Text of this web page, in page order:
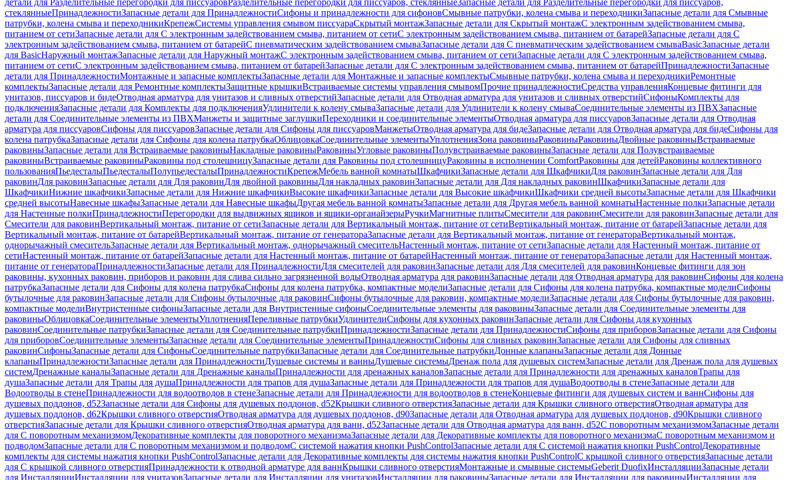
детали для Разделительные перегородки для писсуаровРазделительные перегородки для писсуаров, стеклянныеЗапасные детали для Разделительные перегородки для писсуаров,
стеклянныеПринадлежностиЗапасные детали для ПринадлежностиСифоны и принадлежности для сифоновСмывные патрубки, колена смыва и переходникиЗапасные детали для Смывные
патрубки, колена смыва и переходникиКрепежСистемы управления смывом писсуараСкрытый монтажЗапасные детали для Скрытый монтажС электронным задействованием смыва,
питанием от сетиЗапасные детали для С электронным задействованием смыва, питанием от сетиС электронным задействованием смыва, питанием от батарейЗапасные детали для С
электронным задействованием смыва, питанием от батарейС пневматическим задействованием смываЗапасные детали для С пневматическим задействованием смываBasicЗапасные детали
для BasicНаружный монтажЗапасные детали для Наружный монтажС электронным задействованием смыва, питанием от сетиЗапасные детали для С электронным задействованием смыва,
питанием от сетиС электронным задействованием смыва, питанием от батарейЗапасные детали для С электронным задействованием смыва, питанием от батарейПринадлежностиЗапасные
детали для ПринадлежностиМонтажные и запасные комплектыЗапасные детали для Монтажные и запасные комплектыСмывные патрубки, колена смыва и переходникиРемонтные
комплектыЗапасные детали для Ремонтные комплектыЗащитные крышкиВстраиваемые системы управления смывомПрочие принадлежностиСредства управленияКонцевые фитинги для
унитазов, писсуаров и бидеОтводная арматура для унитазов и сливных отверстийЗапасные детали для Отводная арматура для унитазов и сливных отверстийСифоныКомплекты для
подключенияЗапасные детали для Комплекты для подключенияУдлинители к колену смываЗапасные детали для Удлинители к колену смываСоединительные элементы из ПВХЗапасные
детали для Соединительные элементы из ПВХМанжеты и защитные заглушкиПереходники и соединительные элементыОтводная арматура для писсуаровЗапасные детали для Отводная
арматура для писсуаровCифоны для писсуаровЗапасные детали для Cифоны для писсуаровМанжетыОтводная арматура для бидеЗапасные детали для Отводная арматура для бидеСифоны для
колена патрубкаЗапасные детали для Сифоны для колена патрубкаОблицовкаСоединительные элементыУплотненияЗона раковиныРаковиныРаковиныДвойные раковиныВстраиваемые
раковиныЗапасные детали для Встраиваемые раковиныНакладные раковиныРаковиныУгловые раковиныПолувстраиваемые раковиныЗапасные детали для Полувстраиваемые
раковиныВстраиваемые раковиныРаковины под столешницуЗапасные детали для Раковины под столешницуРаковины в исполнении ComfortPаковины для детейРаковины коллективного
пользованияПьедесталыПьедесталыПолупьедесталыПринадлежностиКрепежМебель ванной комнатыШкафчикиЗапасные детали для ШкафчикиДля раковинЗапасные детали для Для
раковинДля раковинЗапасные детали для Для раковинДля двойной раковиныДля накладных pаковинЗапасные детали для Для накладных pаковинШкафчикиЗапасные детали для
ШкафчикиНижние шкафчикиЗапасные детали для Нижние шкафчикиВысокие шкафчикиЗапасные детали для Высокие шкафчикиШкафчики средней высотыЗапасные детали для Шкафчики
средней высотыНавесные шкафыЗапасные детали для Навесные шкафыДругая мебель ванной комнатыЗапасные детали для Другая мебель ванной комнатыНастенные полкиЗапасные детали
для Настенные полкиПринадлежностиПерегородки для выдвижных ящиков и ящики-органайзерыРучкиМагнитные плитыСмесители для раковинСмесители для раковинЗапасные детали для
Смесители для раковинВертикальный монтаж, питание от сетиЗапасные детали для Вертикальный монтаж, питание от сетиВертикальный монтаж, питание от батарейЗапасные детали для
Вертикальный монтаж, питание от батарейВертикальный монтаж, питание от генератораЗапасные детали для Вертикальный монтаж, питание от генератораВертикальный монтаж,
однорычажный смесительЗапасные детали для Вертикальный монтаж, однорычажный смесительНастенный монтаж, питание от сетиЗапасные детали для Настенный монтаж, питание от
сетиНастенный монтаж, питание от батарейЗапасные детали для Настенный монтаж, питание от батарейНастенный монтаж, питание от генератораЗапасные детали для Настенный монтаж,
питание от генератораПринадлежностиЗапасные детали для ПринадлежностиДля смесителей для раковинЗапасные детали для Для смесителей для раковинКонцевые фитинги для зон
раковины, кухонных раковин, приборов и раковин для слива сильно загрязненной водыОтводная арматура для раковинЗапасные детали для Отводная арматура для раковинСифоны для колена
патрубкаЗапасные детали для Сифоны для колена патрубкаСифоны для колена патрубка, компактные моделиЗапасные детали для Сифоны для колена патрубка, компактные моделиСифоны
бутылочные для раковинЗапасные детали для Сифоны бутылочные для раковинСифоны бутылочные для раковин, компактные моделиЗапасные детали для Сифоны бутылочные для раковин,
компактные моделиВнутристенные сифоныЗапасные детали для Внутристенные сифоныСоединительные элементы для раковиныЗапасные детали для Соединительные элементы для
раковиныОблицовкаСоединительные элементыУплотненияПереливные патрубкиУдлинителиСифоны для кухонных раковинЗапасные детали для Сифоны для кухонных
раковинСоединительные патрубкиЗапасные детали для Соединительные патрубкиПринадлежностиЗапасные детали для ПринадлежностиСифоны для приборовЗапасные детали для Сифоны
для приборовСоединительные элементыЗапасные детали для Соединительные элементыПринадлежностиСифоны для сливных раковинЗапасные детали для Сифоны для сливных
раковинСифоныЗапасные детали для СифоныСоединительные патрубкиЗапасные детали для Соединительные патрубкиДонные клапаныЗапасные детали для Донные
клапаныПринадлежностиЗапасные детали для ПринадлежностиДушевые системы и ванныДушевые системыДренаж пола для душевых системЗапасные детали для Дренаж пола для душевых
системДренажные каналыЗапасные детали для Дренажные каналыПринадлежности для дренажных каналовЗапасные детали для Принадлежности для дренажных каналовТрапы для
душаЗапасные детали для Трапы для душаПринадлежности для трапов для душаЗапасные детали для Принадлежности для трапов для душаВодоотводы в стенеЗапасные детали для
Водоотводы в стенеПринадлежности для водоотводов в стенеЗапасные детали для Принадлежности для водоотводов в стенеКонцевые фитинги для душевых систем и ваннСифоны для
душевых поддонов, d52Запасные детали для Сифоны для душевых поддонов, d52Крышки сливного отверстияЗапасные детали для Крышки сливного отверстияОтводная арматура для
душевых поддонов, d62Крышки сливного отверстияОтводная арматура для душевых поддонов, d90Запасные детали для Отводная арматура для душевых поддонов, d90Крышки сливного
отверстияЗапасные детали для Крышки сливного отверстияОтводная арматура для ванн, d52Запасные детали для Отводная арматура для ванн, d52С поворотным механизмомЗапасные детали
для С поворотным механизмомДекоративные комплекты для поворотного механизмаЗапасные детали для Декоративные комплекты для поворотного механизмаС поворотным механизмом и
подводомЗапасные детали для С поворотным механизмом и подводомС системой нажатия кнопки PushControlЗапасные детали для С системой нажатия кнопки PushControlДекоративные
комплекты для системы нажатия кнопки PushControlЗапасные детали для Декоративные комплекты для системы нажатия кнопки PushControlС крышкой сливного отверстияЗапасные детали
для С крышкой сливного отверстияПринадлежности к отводной арматуре для ваннКрышки сливного отверстияМонтажные и смывные системыGeberit DuofixИнсталляцииЗапасные детали
для ИнсталляцииИнсталляции для унитазовЗапасные детали для Инсталляции для унитазовИнсталляции для раковиныЗапасные детали для Инсталляции для раковиныИнсталляции для